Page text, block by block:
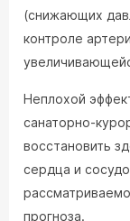
(снижающих
контроле
Неплохой
санаторно-
восстановить
сердца и
прогноза.